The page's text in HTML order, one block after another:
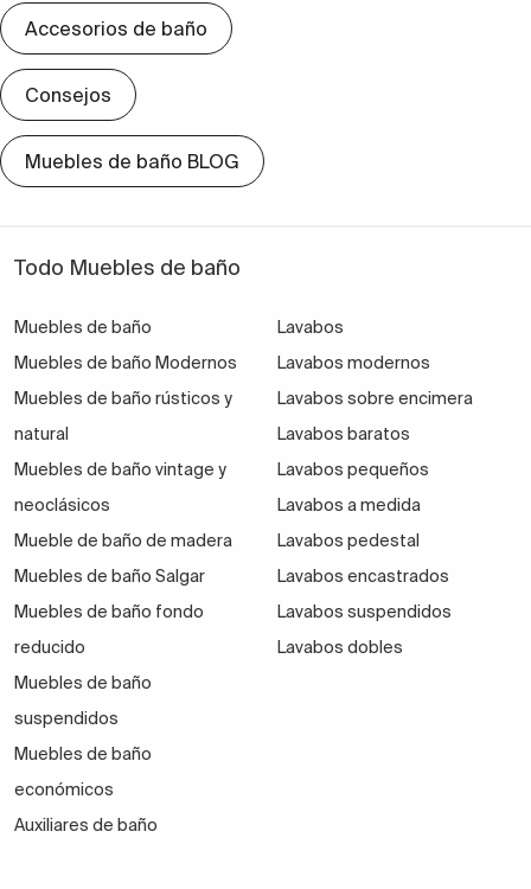
Accesorios de baño
Consejos
Muebles de baño BLOG
Todo Muebles de baño
Muebles de baño
Muebles de baño Modernos
Muebles de baño rústicos y
natural
Muebles de baño vintage y
neoclásicos
Mueble de baño de madera
Muebles de baño Salgar
Muebles de baño fondo
reducido
Muebles de baño
suspendidos
Muebles de baño
económicos
Auxiliares de baño
Lavabos
Lavabos modernos
Lavabos sobre encimera
Lavabos baratos
Lavabos pequeños
Lavabos a medida
Lavabos pedestal
Lavabos encastrados
Lavabos suspendidos
Lavabos dobles